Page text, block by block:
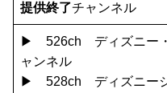
提供終了チャンネル
▶ 526ch ディズニー
ャンネル
▶ 528ch ディズニー